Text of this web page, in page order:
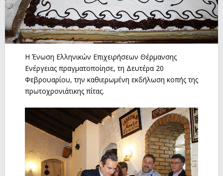
Η Ένωση Ελληνικών Επιχειρήσεων Θέρμανσης
Ενέργειας πραγματοποίησε, τη Δευτέρα 20
Φεβρουαρίου, την καθιερωμένη εκδήλωση κοπής της
πρωτοχρονιάτικης πίτας.